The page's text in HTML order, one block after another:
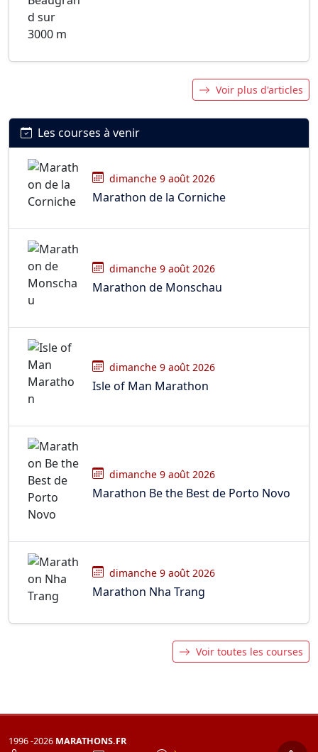
Voir plus d'articles
Les courses à venir
dimanche 9 août 2026
Marathon de la Corniche
dimanche 9 août 2026
Marathon de Monschau
dimanche 9 août 2026
Isle of Man Marathon
dimanche 9 août 2026
Marathon Be the Best de Porto Novo
dimanche 9 août 2026
Marathon Nha Trang
Voir toutes les courses
1996 -2026 MARATHONS.FR